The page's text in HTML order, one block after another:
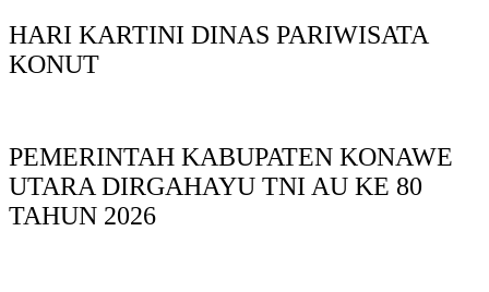
HARI KARTINI DINAS PARIWISATA
KONUT
PEMERINTAH KABUPATEN KONAWE
UTARA DIRGAHAYU TNI AU KE 80
TAHUN 2026